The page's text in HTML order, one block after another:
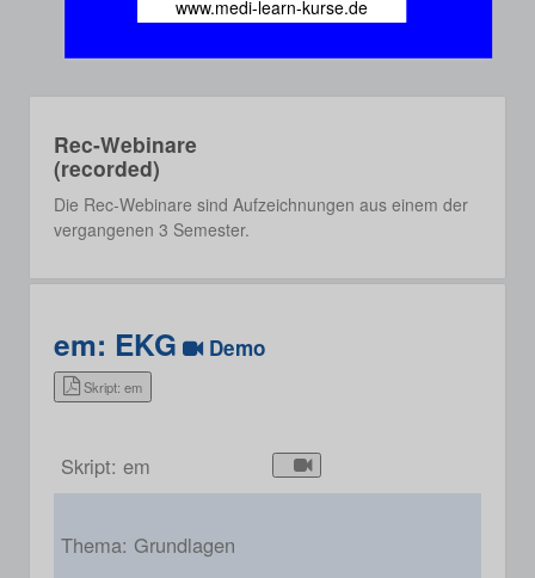
www.medi-learn-kurse.de
Rec-Webinare
(recorded)
Die Rec-Webinare sind Aufzeichnungen aus einem der
vergangenen 3 Semester.
em: EKG Demo
Skript: em
Skript: em
Thema: Grundlagen